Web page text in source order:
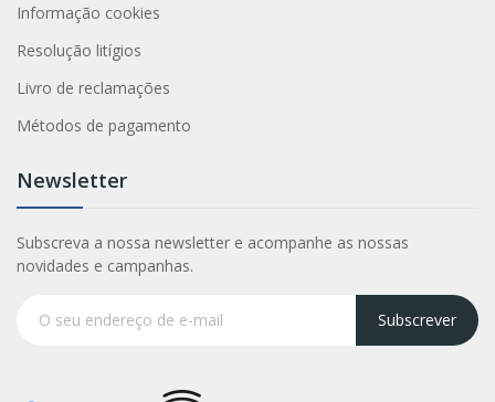
Informação cookies
Resolução litígios
Livro de reclamações
Métodos de pagamento
Newsletter
Subscreva a nossa newsletter e acompanhe as nossas
novidades e campanhas.
Subscrever